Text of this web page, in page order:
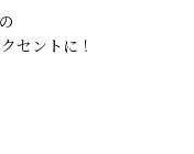
セントに！